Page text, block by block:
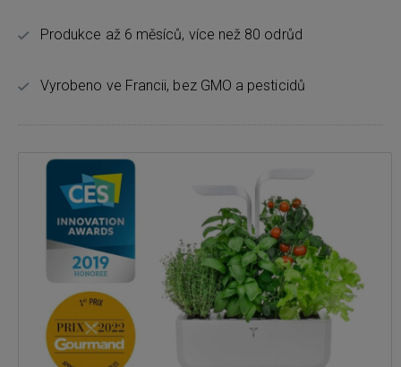
Produkce až 6 měsíců, více než 80 odrůd
Vyrobeno ve Francii, bez GMO a pesticidů